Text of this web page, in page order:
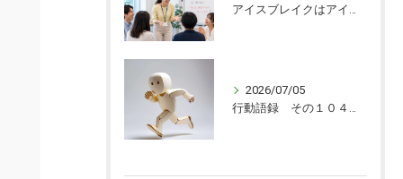
アイスブレイクはアイスブレイクで終わらせるな！
2026/07/05
行動語録 その１０４０ 行動あるのみ！